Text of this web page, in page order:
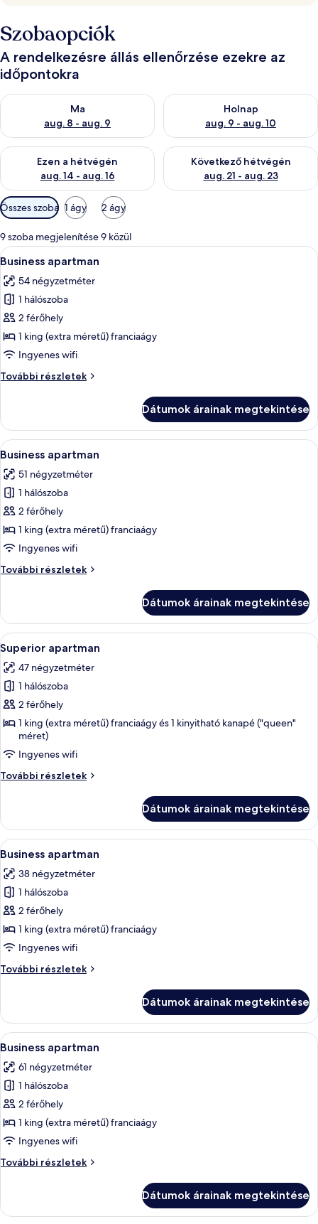
Szobaopciók
A rendelkezésre állás ellenőrzése ezekre az
időpontokra
Ma
aug. 8 - aug. 9
A ma esti rendelkezésre állás ellenőrzése: aug. 8 - aug. 9
Holnap
aug. 9 - aug. 10
A holnapi rendelkezésre állás
Ezen a hétvégén
aug. 14 - aug. 16
A mostani hétvégi rendelkezésre állás ellenőrzése: aug. 14 -
Következő hétvégén
aug. 21 - aug. 23
A következő hétvégi
Szobákhoz
rendelkezésre
álló
szűrők
Összes szoba 1 ágy 2 ágy
9 szoba megjelenítése 9 közül
A
következő
szoba
összes
képének
megtekintése:
Business
Egy étkező, melynek egyik fala
13
Business apartman
54 négyzetméter
1 hálószoba
2 férőhely
1 king (extra méretű) franciaágy
Ingyenes wifi
További részletek
Business
Dátumok árainak megtekintése
A
következő
szoba
összes
képének
megtekintése:
Business
Egy hálószoba, melyben faágy,
17
Business apartman
51 négyzetméter
1 hálószoba
2 férőhely
1 king (extra méretű) franciaágy
Ingyenes wifi
További részletek
Business
Dátumok árainak megtekintése
A
következő
szoba
összes
képének
megtekintése:
Superior
apartman
Egy folyosó vezet egy
17
Superior apartman
47 négyzetméter
1 hálószoba
2 férőhely
1 king (extra méretű) franciaágy és 1 kinyitható kanapé ("queen"
méret)
Ingyenes wifi
További részletek
Superior
Dátumok árainak megtekintése
A
következő
szoba
összes
képének
megtekintése:
Business
Egy hálószoba, melyben egy faágy,
20
Business apartman
38 négyzetméter
1 hálószoba
2 férőhely
1 king (extra méretű) franciaágy
Ingyenes wifi
További részletek
Business
Dátumok árainak megtekintése
A
következő
szoba
összes
képének
megtekintése:
Business
Egy hálószoba, melyben egy faágy,
16
Business apartman
61 négyzetméter
1 hálószoba
2 férőhely
1 king (extra méretű) franciaágy
Ingyenes wifi
További részletek
Business
Dátumok árainak megtekintése